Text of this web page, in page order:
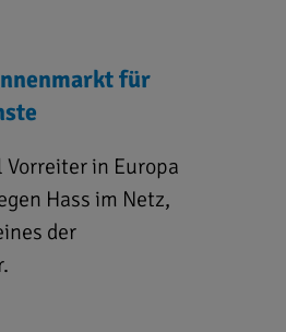
für
Vorreiter in Europa
Hass im Netz,
der